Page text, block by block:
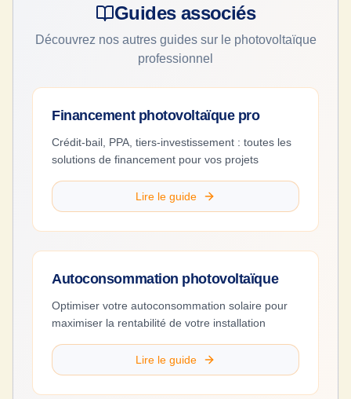
Guides associés
Découvrez nos autres guides sur le photovoltaïque
professionnel
Financement photovoltaïque pro
Crédit-bail, PPA, tiers-investissement : toutes les
solutions de financement pour vos projets
Lire le guide
Autoconsommation photovoltaïque
Optimiser votre autoconsommation solaire pour
maximiser la rentabilité de votre installation
Lire le guide